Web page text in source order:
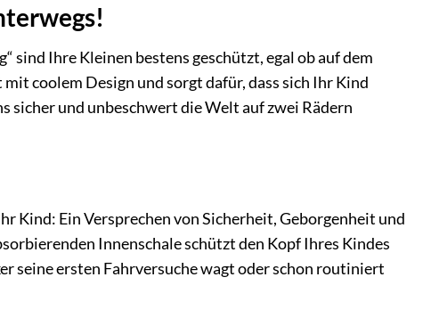
sind Ihre Kleinen bestens geschützt, egal ob auf dem
coolem Design und sorgt dafür, dass sich Ihr Kind
sicher und unbeschwert die Welt auf zwei Rädern
Kind: Ein Versprechen von Sicherheit, Geborgenheit und
Innenschale schützt den Kopf Ihres Kindes
seine ersten Fahrversuche wagt oder schon routiniert